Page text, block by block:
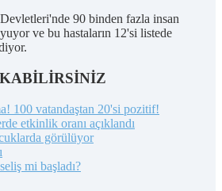
90 binden fazla insan
ve bu hastaların 12'si listede
100 vatandaştan 20'si pozitif!
etkinlik oranı açıklandı
görülüyor
mi başladı?